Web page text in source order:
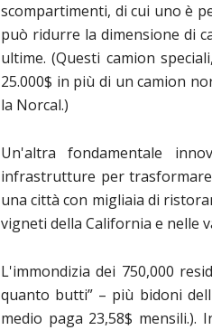
scompartimenti, di cui uno è
può ridurre la dimensione di
ultime. (Questi camion
25.000$ in più di un camion
la Norcal.)
Un'altra fondamentale
infrastrutture per
una città con migliaia di
vigneti della California e nelle
L'immondizia dei 750,000
quanto butti” – più bidoni
medio paga 23,58$